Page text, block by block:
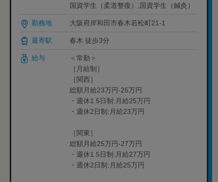
国資学生（柔道整復）,国資学生（鍼灸）
勤務地 大阪府岸和田市春木若松町21-1
最寄駅 春木 徒歩3分
給与
＜常勤＞
［月給制］
［関西］
総額月給23万円-25万円
・週休1.5日制:月給25万円
・週休2日制:月給23万円
［関東］
総額月給25万円-27万円
・週休1.5日制:月給27万円
・週休2日制:月給25万円